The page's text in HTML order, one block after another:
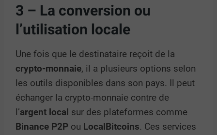
3 – La conversion ou
l’utilisation locale
Une fois que le destinataire reçoit de la
crypto-monnaie, il a plusieurs options selon
les outils disponibles dans son pays. Il peut
échanger la crypto-monnaie contre de
l’argent local sur des plateformes comme
Binance P2P ou LocalBitcoins. Ces services